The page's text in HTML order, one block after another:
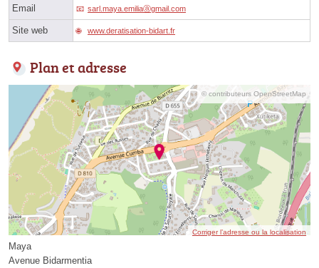
Email sarl.maya.emiliaⓐgmail.com
Site web www.deratisation-bidart.fr
Plan et adresse
© contributeurs OpenStreetMap
Corriger l’adresse ou la localisation
Maya
Avenue Bidarmentia